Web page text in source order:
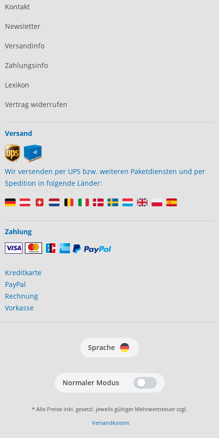
Kontakt
Newsletter
Versandinfo
Zahlungsinfo
Lexikon
Vertrag widerrufen
Versand
Wir versenden per UPS bzw. weiteren Paketdiensten und per
Spedition in folgende Länder:
Zahlung
Kreditkarte
PayPal
Rechnung
Vorkasse
Sprache
Normaler Modus
* Alle Preise inkl. gesetzl. jeweils gültiger Mehrwertsteuer zzgl.
Versandkosten